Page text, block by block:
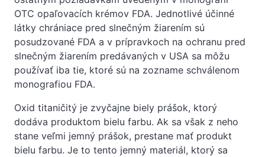
OTC opaľovacích krémov FDA. Jednotlivé účinné
látky chrániace pred slnečným žiarením sú
posudzované FDA a v prípravkoch na ochranu pred
slnečným žiarením predávaných v USA sa môžu
používať iba tie, ktoré sú na zozname schválenom
monografiou FDA.
Oxid titaničitý je zvyčajne biely prášok, ktorý
dodáva produktom bielu farbu. Ak sa však z neho
stane veľmi jemný prášok, prestane mať produkt
bielu farbu. Je to tento jemný materiál, ktorý sa